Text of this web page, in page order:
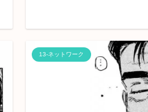
13-ネットワーク